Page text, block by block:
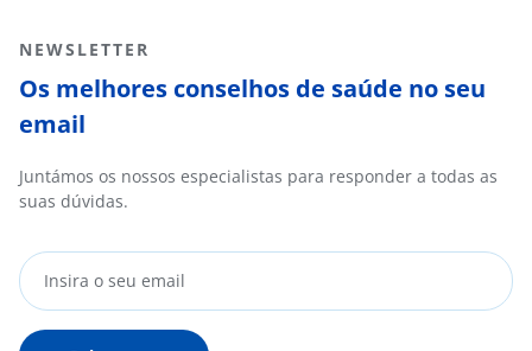
NEWSLETTER
Os melhores conselhos de saúde no seu
email
Juntámos os nossos especialistas para responder a todas as
suas dúvidas.